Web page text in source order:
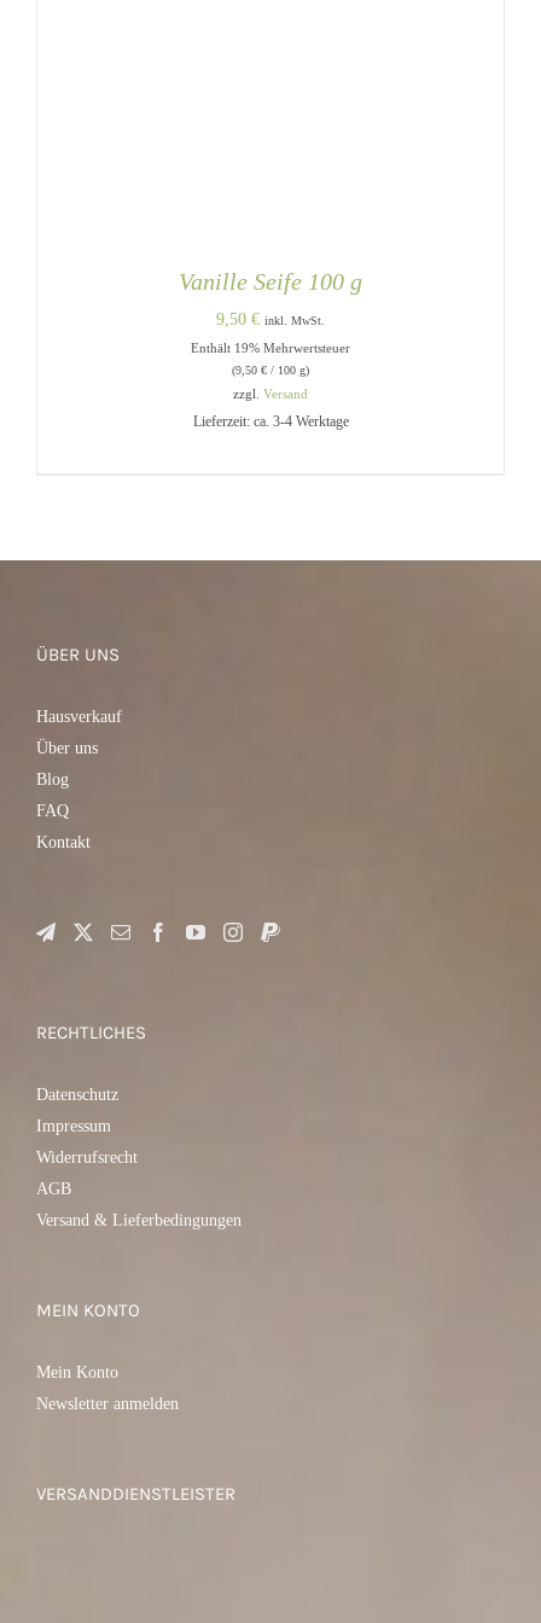
Vanille Seife 100 g
9,50 € inkl. MwSt.
Enthält 19% Mehrwertsteuer
(9,50 € / 100 g)
zzgl. Versand
Lieferzeit: ca. 3-4 Werktage
ÜBER UNS
Hausverkauf
Über uns
Blog
FAQ
Kontakt
RECHTLICHES
Datenschutz
Impressum
Widerrufsrecht
AGB
Versand & Lieferbedingungen
MEIN KONTO
Mein Konto
Newsletter anmelden
VERSANDDIENSTLEISTER